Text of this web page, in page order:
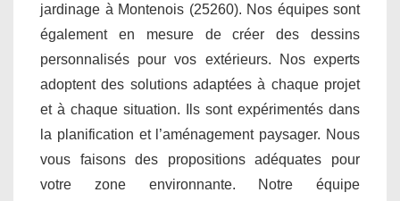
jardinage à Montenois (25260). Nos équipes sont
également en mesure de créer des dessins
personnalisés pour vos extérieurs. Nos experts
adoptent des solutions adaptées à chaque projet
et à chaque situation. Ils sont expérimentés dans
la planification et l’aménagement paysager. Nous
vous faisons des propositions adéquates pour
votre zone environnante. Notre équipe